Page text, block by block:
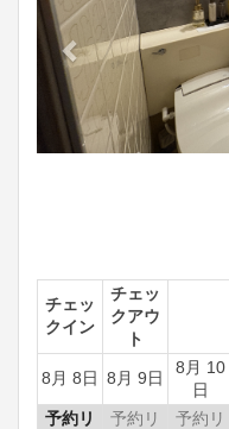
チェッ
クイン
チェッ
クアウ
ト
8月 8日 8月 9日
8月 10
日
予約リ
予約リ
予約リ